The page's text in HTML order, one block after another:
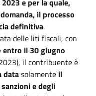
il processo
definitiva.
delle liti fiscali, con
entro il 30 giugno
il contribuente è
datasolamente il
e degli